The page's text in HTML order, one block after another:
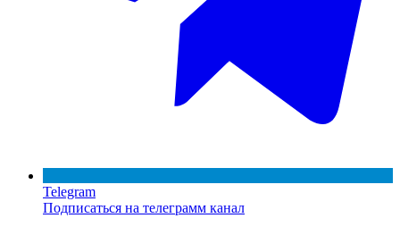
Telegram
Подписаться на телеграмм канал